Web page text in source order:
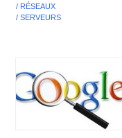
/ RÉSEAUX
/ SERVEURS